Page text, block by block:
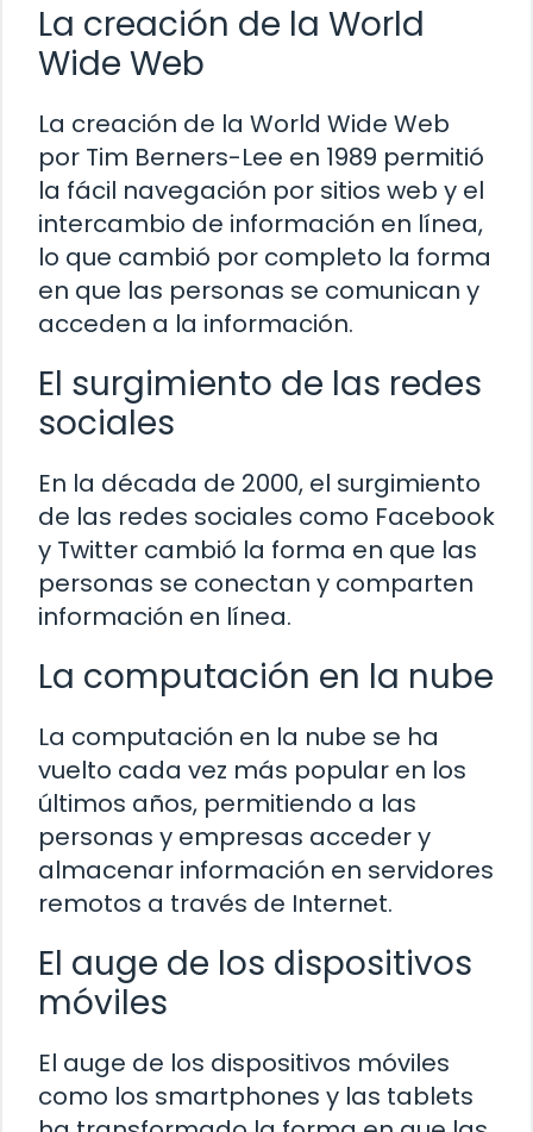
La creación de la World
Wide Web
La creación de la World Wide Web
por Tim Berners-Lee en 1989 permitió
la fácil navegación por sitios web y el
intercambio de información en línea,
lo que cambió por completo la forma
en que las personas se comunican y
acceden a la información.
El surgimiento de las redes
sociales
En la década de 2000, el surgimiento
de las redes sociales como Facebook
y Twitter cambió la forma en que las
personas se conectan y comparten
información en línea.
La computación en la nube
La computación en la nube se ha
vuelto cada vez más popular en los
últimos años, permitiendo a las
personas y empresas acceder y
almacenar información en servidores
remotos a través de Internet.
El auge de los dispositivos
móviles
El auge de los dispositivos móviles
como los smartphones y las tablets